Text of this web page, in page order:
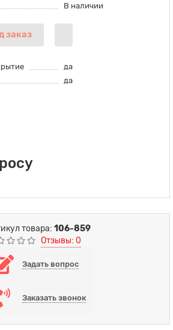
В наличии
заказ
да
да
товара: 106-859
Отзывы: 0
Задать вопрос
Заказать звонок